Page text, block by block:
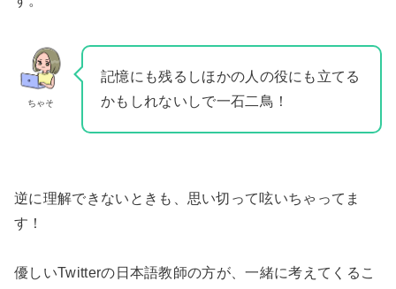
ちゃそ
記憶にも残るしほかの人の役にも立てる
かもしれないしで一石二鳥！
逆に理解できないときも、思い切って呟いちゃってま
す！
優しいTwitterの日本語教師の方が、一緒に考えてくるこ